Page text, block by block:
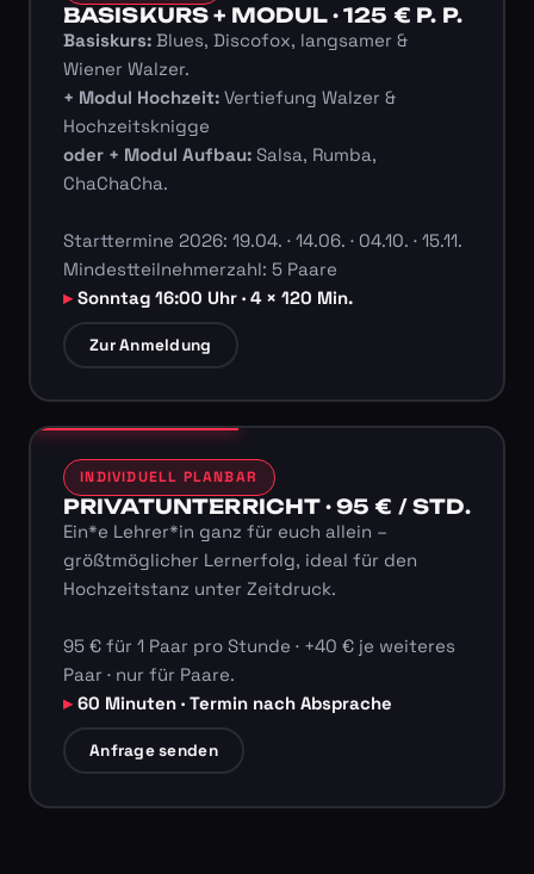
BASISKURS + MODUL · 125 € P. P.
Basiskurs:Blues, Discofox, langsamer &
Wiener Walzer.
+ Modul Hochzeit:Vertiefung Walzer &
Hochzeitsknigge
oder + Modul Aufbau:Salsa, Rumba,
ChaChaCha.
Starttermine 2026: 19.04. · 14.06. · 04.10. · 15.11.
Mindestteilnehmerzahl: 5 Paare
Sonntag 16:00 Uhr · 4 × 120 Min.
Zur Anmeldung
INDIVIDUELL PLANBAR
PRIVATUNTERRICHT · 95 € / STD.
Ein*e Lehrer*in ganz für euch allein –
größtmöglicher Lernerfolg, ideal für den
Hochzeitstanz unter Zeitdruck.
95 € für 1 Paar pro Stunde · +40 € je weiteres
Paar · nur für Paare.
60 Minuten · Termin nach Absprache
Anfrage senden